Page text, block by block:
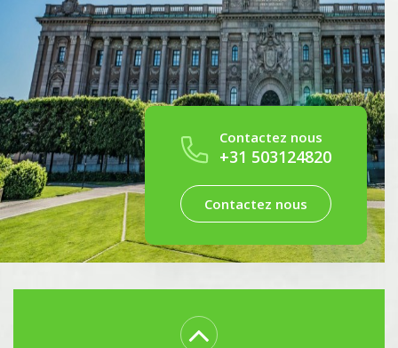
Contactez nous
+31 503124820
Contactez nous
Paysagiste - Jardinerie
Pisciculture – Aquaculture
Viticulture - Œnologie